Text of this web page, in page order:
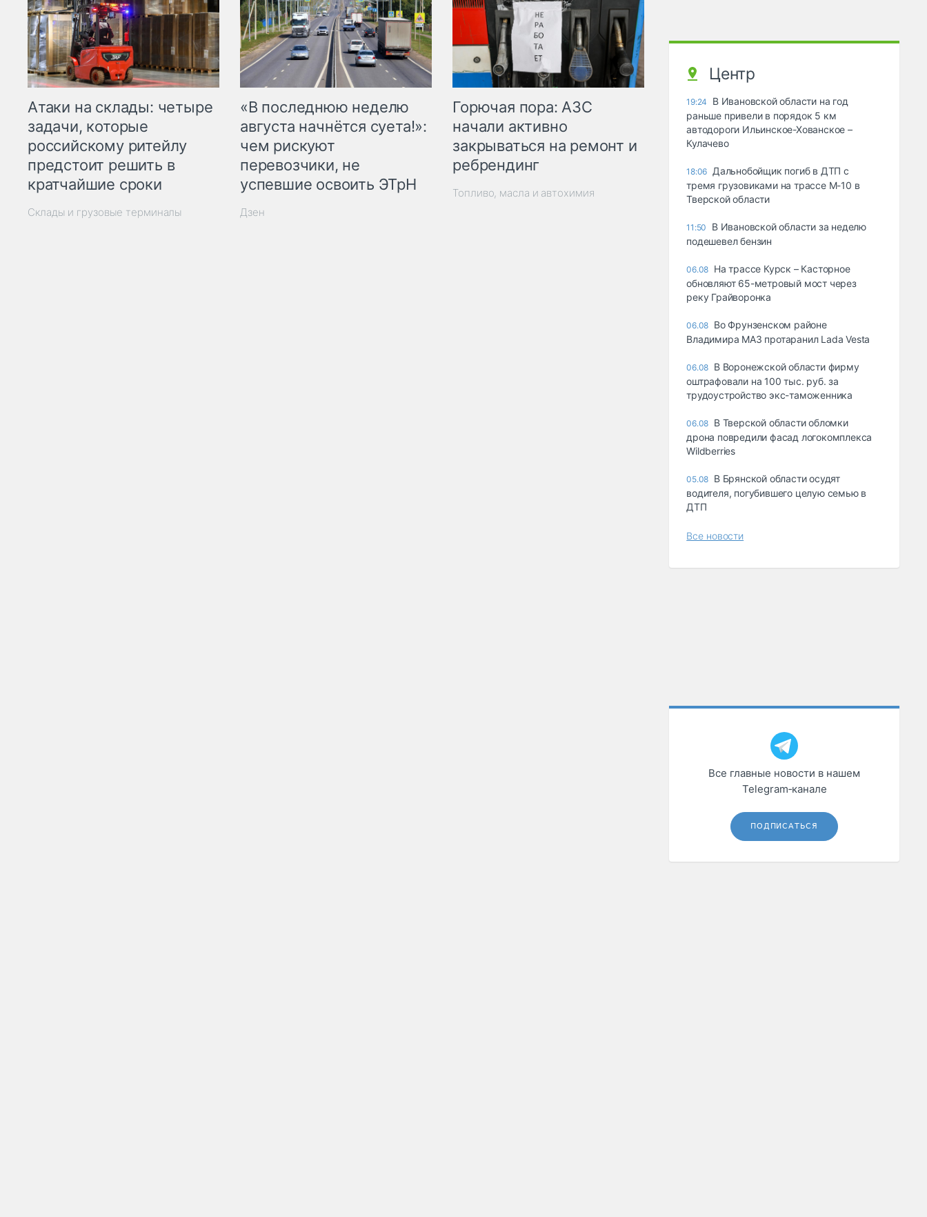
Атаки на склады: четыре
задачи, которые
российскому ритейлу
предстоит решить в
кратчайшие сроки
Склады и грузовые терминалы
«В последнюю неделю
августа начнётся суета!»:
чем рискуют
перевозчики, не
успевшие освоить ЭТрН
Дзен
Горючая пора: АЗС
начали активно
закрываться на ремонт и
ребрендинг
Топливо, масла и автохимия
Центр
19:24
В Ивановской области на год
раньше привели в порядок 5 км
автодороги Ильинское-Хованское –
Кулачево
18:06 Дальнобойщик погиб в ДТП с
тремя грузовиками на трассе М-10 в
Тверской области
11:50
В Ивановской области за неделю
подешевел бензин
06.08 На трассе Курск – Касторное
обновляют 65-метровый мост через
реку Грайворонка
06.08 Во Фрунзенском районе
Владимира МАЗ протаранил Lada Vesta
06.08 В Воронежской области фирму
оштрафовали на 100 тыс. руб. за
трудоустройство экс-таможенника
06.08 В Тверской области обломки
дрона повредили фасад логокомплекса
Wildberries
05.08 В Брянской области осудят
водителя, погубившего целую семью в
ДТП
Все новости
Все главные новости в нашем
Telegram‑канале
ПОДПИСАТЬСЯ